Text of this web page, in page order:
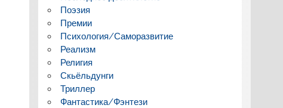
Поэзия
Премии
Психология/Саморазвитие
Реализм
Религия
Скьёльдунги
Триллер
Фантастика/Фэнтези